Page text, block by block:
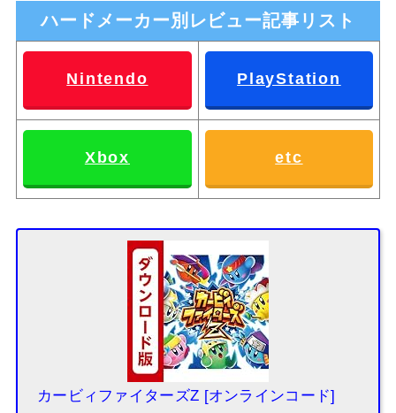
ハードメーカー別レビュー記事リスト
Nintendo PlayStation
Xbox etc
カービィファイターズZ [オンラインコード]